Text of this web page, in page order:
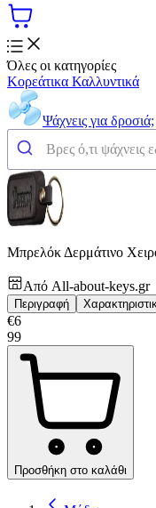
Όλες οι κατηγορίες
Κορεάτικα Καλλυντικά
Ψάχνεις για δροσιά;
Μπρελόκ Δερμάτινο
Από All-about-keys.gr
Περιγραφή
€6
99
Προσθήκη στο καλάθι